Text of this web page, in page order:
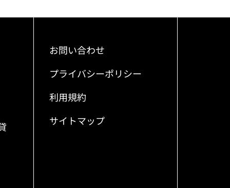
お問い合わせ
プライバシーポリシー
利用規約
サイトマップ